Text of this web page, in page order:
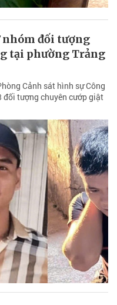
nhóm đối tượng
tại phường Trảng
Cảnh sát hình sự Công
tượng chuyên cướp giật